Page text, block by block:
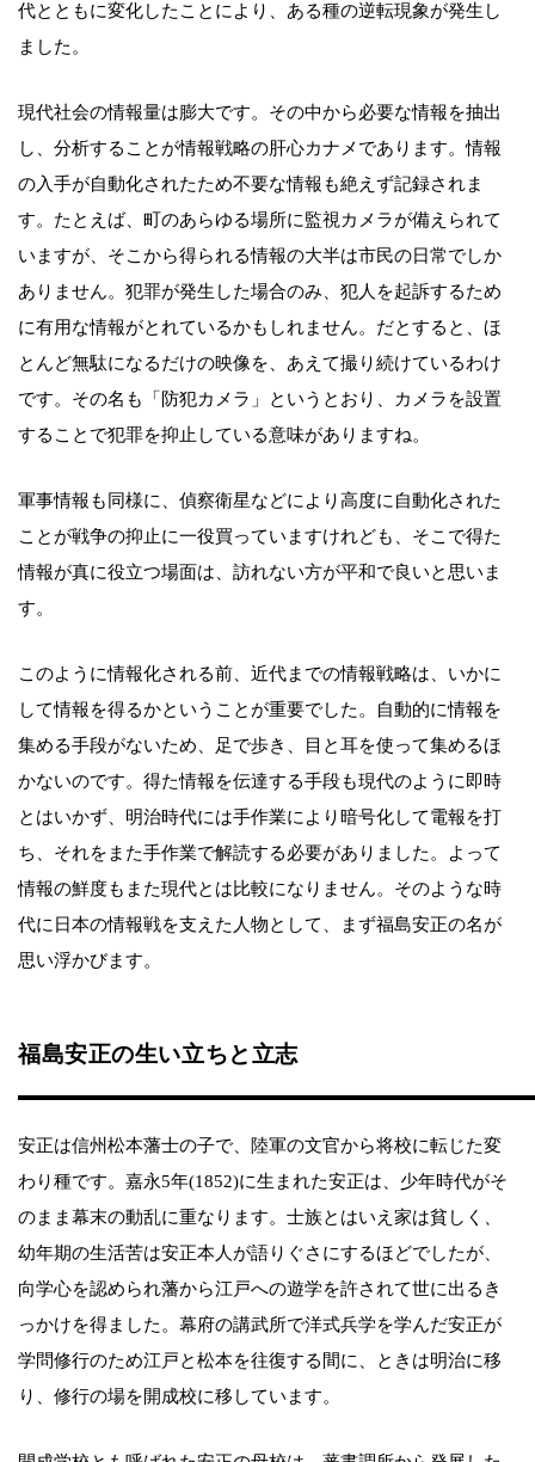
代とともに変化したことにより、ある種の逆転現象が発生し
ました。
現代社会の情報量は膨大です。その中から必要な情報を抽出
し、分析することが情報戦略の肝心カナメであります。情報
の入手が自動化されたため不要な情報も絶えず記録されま
す。たとえば、町のあらゆる場所に監視カメラが備えられて
いますが、そこから得られる情報の大半は市民の日常でしか
ありません。犯罪が発生した場合のみ、犯人を起訴するため
に有用な情報がとれているかもしれません。だとすると、ほ
とんど無駄になるだけの映像を、あえて撮り続けているわけ
です。その名も「防犯カメラ」というとおり、カメラを設置
することで犯罪を抑止している意味がありますね。
軍事情報も同様に、偵察衛星などにより高度に自動化された
ことが戦争の抑止に一役買っていますけれども、そこで得た
情報が真に役立つ場面は、訪れない方が平和で良いと思いま
す。
このように情報化される前、近代までの情報戦略は、いかに
して情報を得るかということが重要でした。自動的に情報を
集める手段がないため、足で歩き、目と耳を使って集めるほ
かないのです。得た情報を伝達する手段も現代のように即時
とはいかず、明治時代には手作業により暗号化して電報を打
ち、それをまた手作業で解読する必要がありました。よって
情報の鮮度もまた現代とは比較になりません。そのような時
代に日本の情報戦を支えた人物として、まず福島安正の名が
思い浮かびます。
福島安正の生い立ちと立志
安正は信州松本藩士の子で、陸軍の文官から将校に転じた変
わり種です。嘉永5年(1852)に生まれた安正は、少年時代がそ
のまま幕末の動乱に重なります。士族とはいえ家は貧しく、
幼年期の生活苦は安正本人が語りぐさにするほどでしたが、
向学心を認められ藩から江戸への遊学を許されて世に出るき
っかけを得ました。幕府の講武所で洋式兵学を学んだ安正が
学問修行のため江戸と松本を往復する間に、ときは明治に移
り、修行の場を開成校に移しています。